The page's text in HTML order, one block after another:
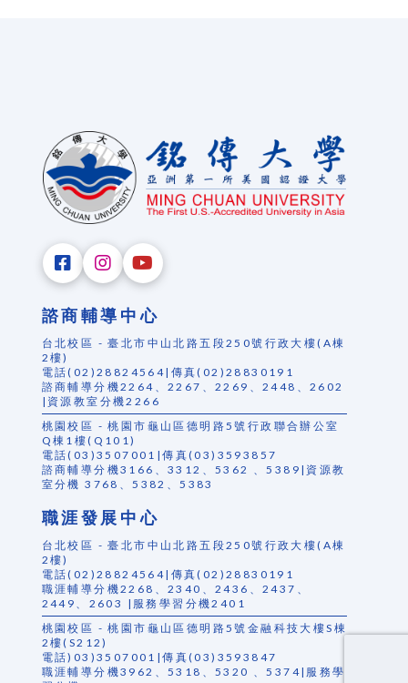
諮商輔導中心
台北校區 - 臺北市中山北路五段250號行政大樓(A棟
2樓)
電話(02)28824564|傳真(02)28830191
諮商輔導分機2264、2267、2269、2448、2602
|資源教室分機2266
桃園校區 - 桃園市龜山區德明路5號行政聯合辦公室
Q棟1樓(Q101)
電話(03)3507001|傳真(03)3593857
諮商輔導分機3166、3312、5362 、5389|資源教
室分機 3768、5382、5383
職涯發展中心
台北校區 - 臺北市中山北路五段250號行政大樓(A棟
2樓)
電話(02)28824564|傳真(02)28830191
職涯輔導分機2268、2340、2436、2437、
2449、2603 |服務學習分機2401
桃園校區 - 桃園市龜山區德明路5號金融科技大樓S棟
2樓(S212)
電話)03)3507001|傳真(03)3593847
職涯輔導分機3962、5318、5320 、5374|服務學